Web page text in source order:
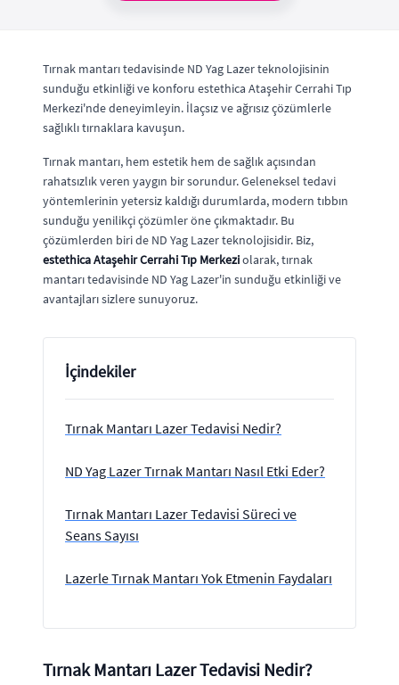
Tırnak mantarı tedavisinde ND Yag Lazer teknolojisinin
sunduğu etkinliği ve konforu estethica Ataşehir Cerrahi Tıp
Merkezi'nde deneyimleyin. İlaçsız ve ağrısız çözümlerle
sağlıklı tırnaklara kavuşun.
Tırnak mantarı, hem estetik hem de sağlık açısından
rahatsızlık veren yaygın bir sorundur. Geleneksel tedavi
yöntemlerinin yetersiz kaldığı durumlarda, modern tıbbın
sunduğu yenilikçi çözümler öne çıkmaktadır. Bu
çözümlerden biri de ND Yag Lazer teknolojisidir. Biz,
estethica Ataşehir Cerrahi Tıp Merkeziolarak, tırnak
mantarı tedavisinde ND Yag Lazer'in sunduğu etkinliği ve
avantajları sizlere sunuyoruz.
İçindekiler
Tırnak Mantarı Lazer Tedavisi Nedir?
ND Yag Lazer Tırnak Mantarı Nasıl Etki Eder?
Tırnak Mantarı Lazer Tedavisi Süreci ve
Seans Sayısı
Lazerle Tırnak Mantarı Yok Etmenin Faydaları
Tırnak Mantarı Lazer Tedavisi Nedir?